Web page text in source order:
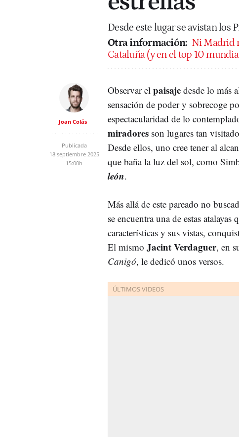
Desde este lugar se avistan los
Otra información: Ni Madrid
Cataluña (y en el top 10
Joan Colás
Publicada
18 septiembre 2025
15:00h
Observar el paisaje desde lo más
sensación de poder y sobrecoge
espectacularidad de lo
miradores son lugares tan
Desde ellos, uno cree tener al
que baña la luz del sol, como
león.
Más allá de este pareado no
se encuentra una de estas atalayas
características y sus vistas,
El mismo Jacint Verdaguer, en
Canigó, le dedicó unos versos.